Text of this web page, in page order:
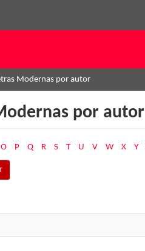
Modernas por autor
por autor
O P Q R S T U V W X Y